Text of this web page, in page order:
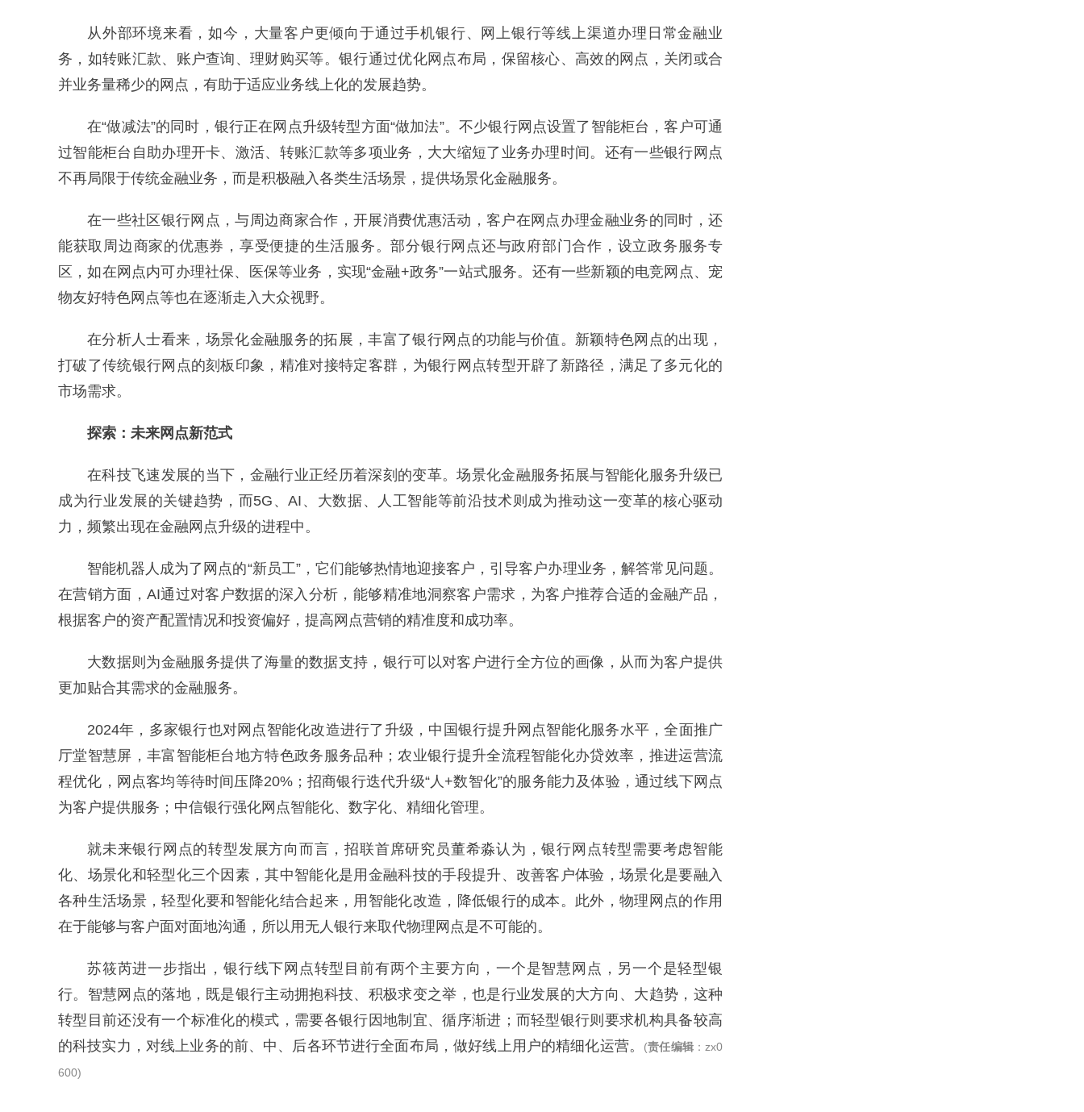
从外部环境来看，如今，大量客户更倾向于通过手机银行、网上银行等线上渠道办理日常金融业
务，如转账汇款、账户查询、理财购买等。银行通过优化网点布局，保留核心、高效的网点，关闭或合
并业务量稀少的网点，有助于适应业务线上化的发展趋势。
在“做减法”的同时，银行正在网点升级转型方面“做加法”。不少银行网点设置了智能柜台，客户可通
过智能柜台自助办理开卡、激活、转账汇款等多项业务，大大缩短了业务办理时间。还有一些银行网点
不再局限于传统金融业务，而是积极融入各类生活场景，提供场景化金融服务。
在一些社区银行网点，与周边商家合作，开展消费优惠活动，客户在网点办理金融业务的同时，还
能获取周边商家的优惠券，享受便捷的生活服务。部分银行网点还与政府部门合作，设立政务服务专
区，如在网点内可办理社保、医保等业务，实现“金融+政务”一站式服务。还有一些新颖的电竞网点、宠
物友好特色网点等也在逐渐走入大众视野。
在分析人士看来，场景化金融服务的拓展，丰富了银行网点的功能与价值。新颖特色网点的出现，
打破了传统银行网点的刻板印象，精准对接特定客群，为银行网点转型开辟了新路径，满足了多元化的
市场需求。
探索：未来网点新范式
在科技飞速发展的当下，金融行业正经历着深刻的变革。场景化金融服务拓展与智能化服务升级已
成为行业发展的关键趋势，而5G、AI、大数据、人工智能等前沿技术则成为推动这一变革的核心驱动
力，频繁出现在金融网点升级的进程中。
智能机器人成为了网点的“新员工”，它们能够热情地迎接客户，引导客户办理业务，解答常见问题。
在营销方面，AI通过对客户数据的深入分析，能够精准地洞察客户需求，为客户推荐合适的金融产品，
根据客户的资产配置情况和投资偏好，提高网点营销的精准度和成功率。
大数据则为金融服务提供了海量的数据支持，银行可以对客户进行全方位的画像，从而为客户提供
更加贴合其需求的金融服务。
2024年，多家银行也对网点智能化改造进行了升级，中国银行提升网点智能化服务水平，全面推广
厅堂智慧屏，丰富智能柜台地方特色政务服务品种；农业银行提升全流程智能化办贷效率，推进运营流
程优化，网点客均等待时间压降20%；招商银行迭代升级“人+数智化”的服务能力及体验，通过线下网点
为客户提供服务；中信银行强化网点智能化、数字化、精细化管理。
就未来银行网点的转型发展方向而言，招联首席研究员董希淼认为，银行网点转型需要考虑智能
化、场景化和轻型化三个因素，其中智能化是用金融科技的手段提升、改善客户体验，场景化是要融入
各种生活场景，轻型化要和智能化结合起来，用智能化改造，降低银行的成本。此外，物理网点的作用
在于能够与客户面对面地沟通，所以用无人银行来取代物理网点是不可能的。
苏筱芮进一步指出，银行线下网点转型目前有两个主要方向，一个是智慧网点，另一个是轻型银
行。智慧网点的落地，既是银行主动拥抱科技、积极求变之举，也是行业发展的大方向、大趋势，这种
转型目前还没有一个标准化的模式，需要各银行因地制宜、循序渐进；而轻型银行则要求机构具备较高
的科技实力，对线上业务的前、中、后各环节进行全面布局，做好线上用户的精细化运营。
(责任编辑：zx0
600)